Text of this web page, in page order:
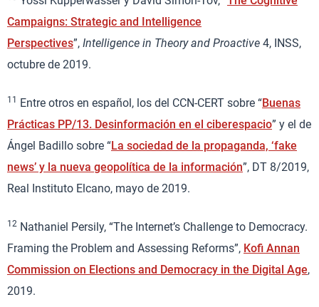
Campaigns: Strategic and Intelligence
Perspectives”, Intelligence in Theory and Proactive 4, INSS,
octubre de 2019.
11 Entre otros en español, los del CCN-CERT sobre “Buenas
Prácticas PP/13. Desinformación en el ciberespacio” y el de
Ángel Badillo sobre “La sociedad de la propaganda, ‘fake
news’ y la nueva geopolítica de la información”, DT 8/2019,
Real Instituto Elcano, mayo de 2019.
12 Nathaniel Persily, “The Internet’s Challenge to Democracy.
Framing the Problem and Assessing Reforms”, Kofi Annan
Commission on Elections and Democracy in the Digital Age,
2019.